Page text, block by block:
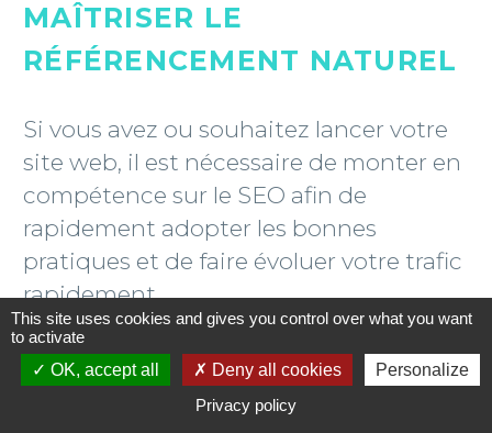
MAÎTRISER LE
RÉFÉRENCEMENT NATUREL
Si vous avez ou souhaitez lancer votre
site web, il est nécessaire de monter en
compétence sur le SEO afin de
rapidement adopter les bonnes
pratiques et de faire évoluer votre trafic
rapidement.
Ce type de formation est
indispensablesi vous envisagez
promouvoir votre activité via un
This site uses cookies and gives you control over what you want
to activate
OK, accept all
Deny all cookies
Personalize
Privacy policy